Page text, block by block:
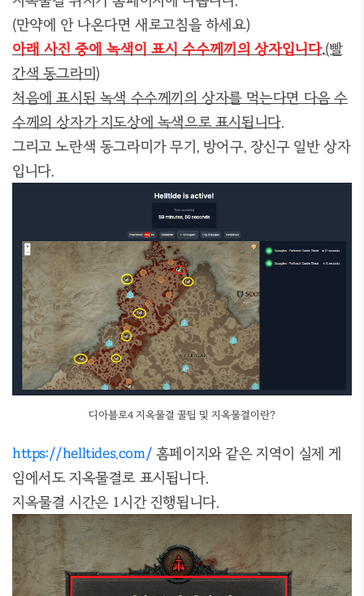
(만약에 안 나온다면 새로고침을 하세요)
아래 사진 중에 녹색이 표시 수수께끼의 상자입니다.(빨
간색 동그라미)
처음에 표시된 녹색 수수께끼의 상자를 먹는다면 다음 수
수께의 상자가 지도상에 녹색으로 표시됩니다.
그리고 노란색 동그라미가 무기, 방어구, 장신구 일반 상자
입니다.
디아블로4 지옥물결 꿀팁 및 지옥물결이란?
https://helltides.com/ 홈페이지와 같은 지역이 실제 게
임에서도 지옥물결로 표시됩니다.
지옥물결 시간은 1시간 진행됩니다.